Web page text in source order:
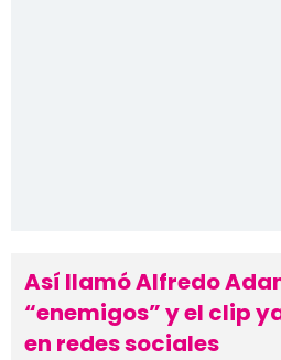
Así llamó Alfredo
“enemigos” y el clip
en redes sociales